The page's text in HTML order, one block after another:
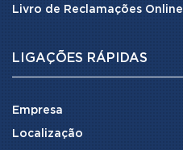
Livro de Reclamações Online
LIGAÇÕES RÁPIDAS
Empresa
Localização